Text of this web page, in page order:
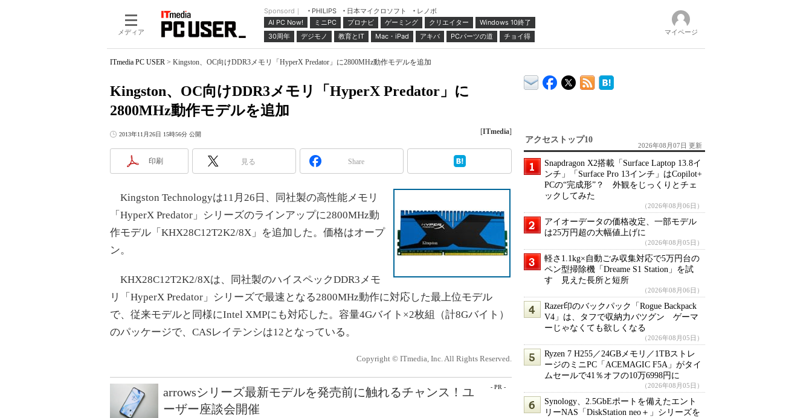
メディア
Sponsord｜ PHILIPS 日本マイクロソフト
レノボ
AI PC Now!
ミニPC プロナビ ゲーミング クリエイター
Windows 10終了
30周年
デジモノ 教育とIT Mac・iPad アキバ PCパーツの道 チョイ得 マイページ
ITmedia PC USER > Kingston、OC向けDDR3メモリ「HyperX Predator」に2800MHz動作モデルを追加
Kingston、OC向けDDR3メモリ「HyperX Predator」に
2800MHz動作モデルを追加
2013年11月26日 15時56分 公開 [ITmedia]
印刷 見る Share
Kingston Technologyは11月26日、同社製の高性能メモリ
「HyperX Predator」シリーズのラインアップに2800MHz動
作モデル「KHX28C12T2K2/8X」を追加した。価格はオープ
ン。
KHX28C12T2K2/8Xは、同社製のハイスペックDDR3メモ
リ「HyperX Predator」シリーズで最速となる2800MHz動作に対応した最上位モデル
で、従来モデルと同様にIntel XMPにも対応した。容量4Gバイト×2枚組（計8Gバイト）
のパッケージで、CASレイテンシは12となっている。
Copyright © ITmedia, Inc. All Rights Reserved.
- PR -
arrowsシリーズ最新モデルを発売前に触れるチャンス！ユ
ーザー座談会開催
アクセストップ10
2026年08月07日 更新
Snapdragon X2搭載「Surface Laptop 13.8イ
ンチ」「Surface Pro 13インチ」はCopilot+
PCの“完成形”？ 外観をじっくりとチェ
ックしてみた
（2026年08月06日）
アイオーデータの価格改定、一部モデル
は25万円超の大幅値上げに
（2026年08月05日）
軽さ1.1kg×自動ごみ収集対応で5万円台の
ペン型掃除機「Dreame S1 Station」を試
す 見えた長所と短所
（2026年08月06日）
Razer印のバックパック「Rogue Backpack
V4」は、タフで収納力バツグン ゲーマ
ーじゃなくても欲しくなる
（2026年08月05日）
Ryzen 7 H255／24GBメモリ／1TBストレ
ージのミニPC「ACEMAGIC F5A」がタイ
ムセールで41％オフの10万6998円に
（2026年08月05日）
Synology、2.5GbEポートを備えたエント
リーNAS「DiskStation neo＋」シリーズを